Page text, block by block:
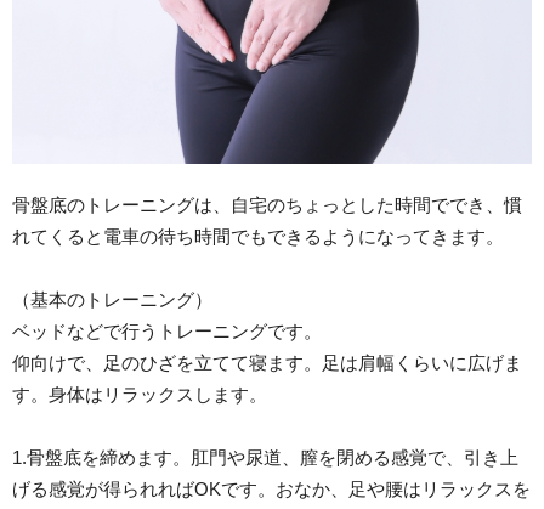
骨盤底のトレーニングは、自宅のちょっとした時間ででき、慣
れてくると電車の待ち時間でもできるようになってきます。
（基本のトレーニング）
ベッドなどで行うトレーニングです。
仰向けで、足のひざを立てて寝ます。足は肩幅くらいに広げま
す。身体はリラックスします。
1.骨盤底を締めます。肛門や尿道、膣を閉める感覚で、引き上
げる感覚が得られればOKです。おなか、足や腰はリラックスを